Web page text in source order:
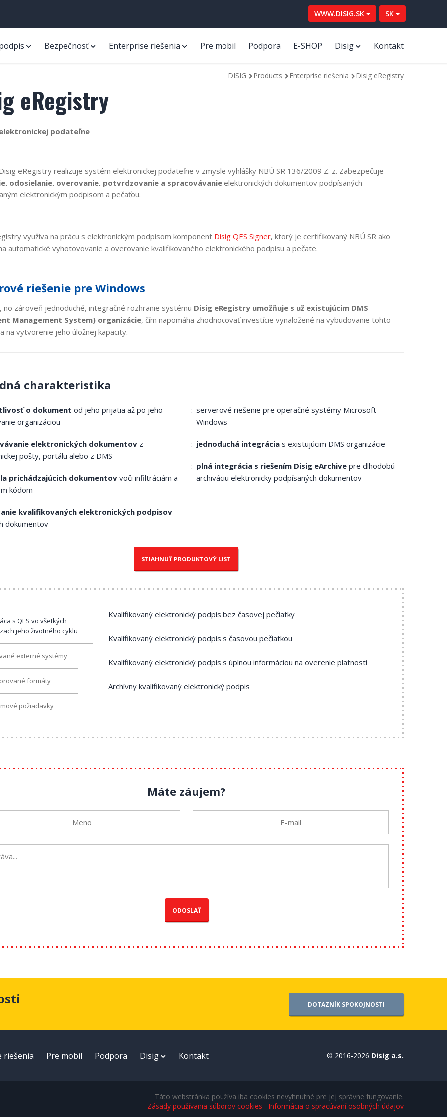
WWW.DISIG.SK SK
Bezpečnosť Enterprise riešenia Pre mobil Podpora E-SHOP Disig Kontakt
DISIG Products Enterprise riešenia Disig eRegistry
eRegistry
podateľne
eRegistry realizuje systém elektronickej podateľne v zmysle vyhlášky NBÚ SR 136/2009 Z. z. Zabezpečuje
odosielanie, overovanie, potvrdzovanie a spracovávanie elektronických dokumentov podpísaných
elektronickým podpisom a pečaťou.
využíva na prácu s elektronickým podpisom komponent Disig QES Signer, ktorý je certifikovaný NBÚ SR ako
automatické vyhotovovanie a overovanie kvalifikovaného elektronického podpisu a pečate.
riešenie pre Windows
no zároveň jednoduché, integračné rozhranie systému Disig eRegistry umožňuje s už existujúcim DMS
Management System) organizácie, čím napomáha zhodnocovať investície vynaložené na vybudovanie tohto
na vytvorenie jeho úložnej kapacity.
charakteristika
o dokument od jeho prijatia až po jeho
organizáciou
elektronických dokumentov z
pošty, portálu alebo z DMS
prichádzajúcich dokumentov voči infiltráciám a
kódom
kvalifikovaných elektronických podpisov
dokumentov
serverové riešenie pre operačné systémy Microsoft
Windows
jednoduchá integrácia s existujúcim DMS organizácie
plná integrácia s riešením Disig eArchive pre dlhodobú
archiváciu elektronicky podpísaných dokumentov
STIAHNUŤ PRODUKTOVÝ LIST
s QES vo všetkých
jeho životného cyklu
externé systémy
formáty
požiadavky
Kvalifikovaný elektronický podpis bez časovej pečiatky
Kvalifikovaný elektronický podpis s časovou pečiatkou
Kvalifikovaný elektronický podpis s úplnou informáciou na overenie platnosti
Archívny kvalifikovaný elektronický podpis
TSA (Autorita časovej pečiatky)
Máte záujem?
DOTAZNÍK SPOKOJNOSTI
riešenia Pre mobil Podpora Disig Kontakt © 2016-2026 Disig a.s.
Táto webstránka používa iba cookies nevyhnutné pre jej správne fungovanie.
Zásady používania súborov cookies
Informácia o spracúvaní osobných údajov